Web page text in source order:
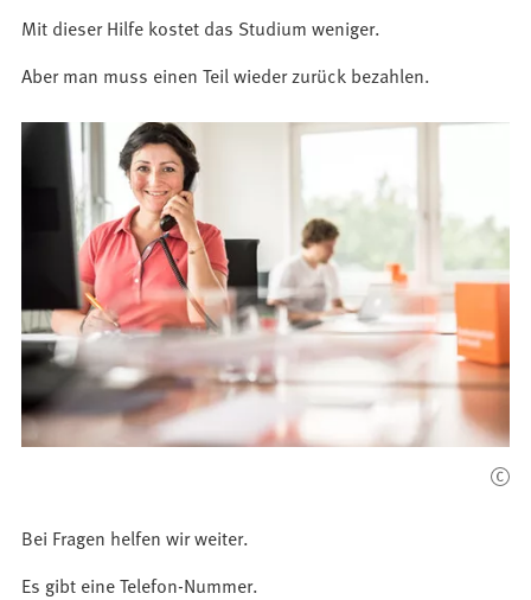
Mit dieser Hilfe kostet das Studium weniger.
Aber man muss einen Teil wieder zurück bezahlen.
Bei Fragen helfen wir weiter.
Es gibt eine Telefon-Nummer.